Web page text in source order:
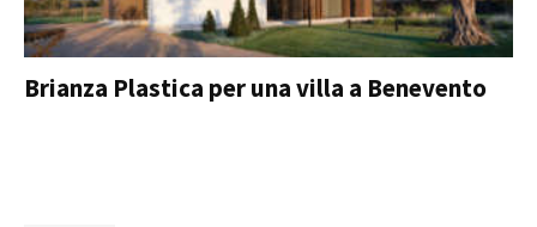
Brianza Plastica per una villa a Benevento